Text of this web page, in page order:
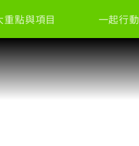
重點與項目 一起行動